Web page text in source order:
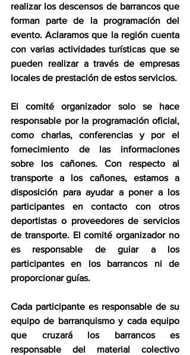
realizar los descensos de barrancos que
forman parte de la programación del
evento. Aclaramos que la región cuenta
con varias actividades turísticas que se
pueden realizar a través de empresas
locales de prestación de estos servicios.
El comité organizador solo se hace
responsable por la programación oficial,
como charlas, conferencias y por el
fornecimiento de las informaciones
sobre los cañones. Con respecto al
transporte a los cañones, estamos a
disposición para ayudar a poner a los
participantes en contacto con otros
deportistas o proveedores de servicios
de transporte. El comité organizador no
es responsable de guiar a los
participantes en los barrancos ni de
proporcionar guías.
Cada participante es responsable de su
equipo de barranquismo y cada equipo
que cruzará los barrancos es
responsable del material colectivo